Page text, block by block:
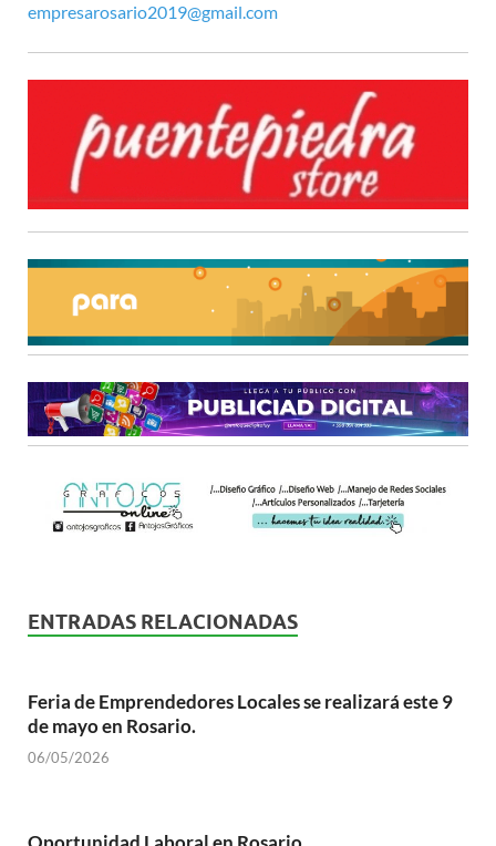
empresarosario2019@gmail.com
ENTRADAS RELACIONADAS
Feria de Emprendedores Locales se realizará este 9
de mayo en Rosario.
06/05/2026